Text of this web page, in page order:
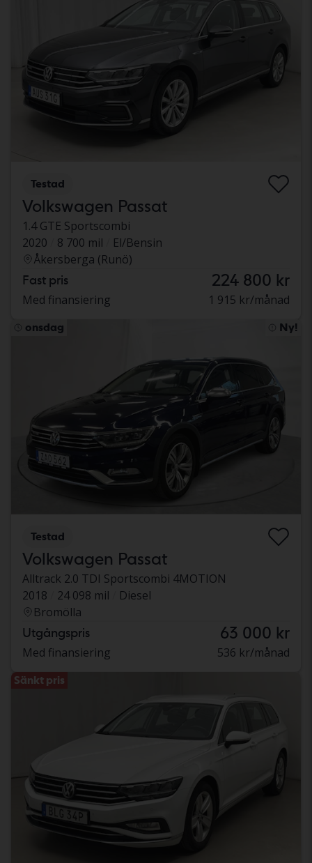
Testad
Volkswagen Passat
1.4 GTE Sportscombi
2020
8 700 mil
El/Bensin
Åkersberga (Runö)
Fast pris 224 800 kr
Med finansiering 1 915 kr/månad
onsdag Ny!
Testad
Volkswagen Passat
Alltrack 2.0 TDI Sportscombi 4MOTION
2018
24 098 mil
Diesel
Bromölla
Utgångspris 63 000 kr
Med finansiering 536 kr/månad
Sänkt pris